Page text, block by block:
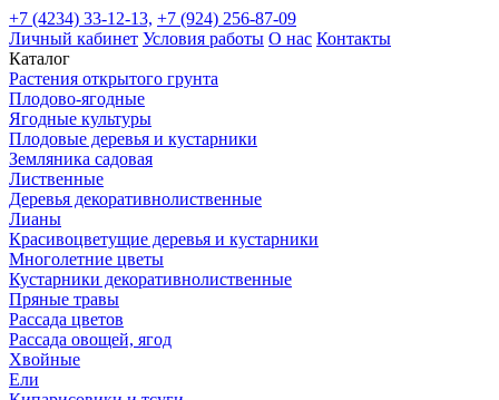
+7 (4234) 33-12-13, +7 (924) 256-87-09
Личный кабинет Условия работы О нас Контакты
Каталог
Растения открытого грунта
Плодово-ягодные
Ягодные культуры
Плодовые деревья и кустарники
Земляника садовая
Лиственные
Деревья декоративнолиственные
Лианы
Красивоцветущие деревья и кустарники
Многолетние цветы
Кустарники декоративнолиственные
Пряные травы
Рассада цветов
Рассада овощей, ягод
Хвойные
Ели